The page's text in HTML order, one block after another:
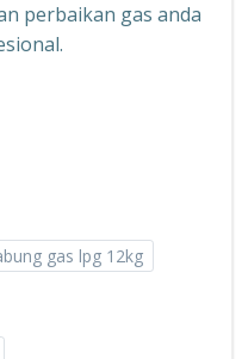
perbaikan gas anda
gas lpg 12kg